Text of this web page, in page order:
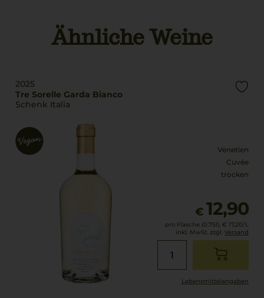
Ähnliche Weine
2025
Tre Sorelle Garda Bianco
Schenk Italia
Venetien
Cuvée
trocken
€ 12,90
pro Flasche (0.75l), € 17,20/L
inkl. MwSt. zzgl. Versand
Lebensmittel­angaben